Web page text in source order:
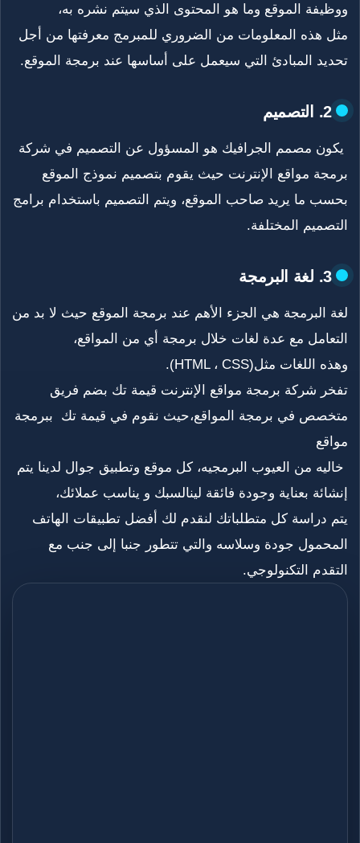
ووظيفة الموقع وما هو المحتوى الذي سيتم نشره به،
مثل هذه المعلومات من الضروري للمبرمج معرفتها من أجل
تحديد المبادئ التي سيعمل على أساسها عند برمجة الموقع.
2. التصميم
يكون مصمم الجرافيك هو المسؤول عن التصميم في شركة
برمجة مواقع الإنترنت حيث يقوم بتصميم نموذج الموقع
بحسب ما يريد صاحب الموقع، ويتم التصميم باستخدام برامج
التصميم المختلفة.
3. لغة البرمجة
لغة البرمجة هي الجزء الأهم عند برمجة الموقع حيث لا بد من
التعامل مع عدة لغات خلال برمجة أي من المواقع،
وهذه اللغات مثل(HTML ، CSS).
تفخر شركة برمجة مواقع الإنترنت قيمة تك بضم فريق
متخصص في برمجة المواقع،حيث نقوم في قيمة تك ببرمجة
مواقع
خاليه من العيوب البرمجيه، كل موقع وتطبيق جوال لدينا يتم
إنشائة بعناية وجودة فائقة لينالسبك و يناسب عملائك،
يتم دراسة كل متطلباتك لنقدم لك أفضل تطبيقات الهاتف
المحمول جودة وسلاسه والتي تتطور جنبا إلى جنب مع
التقدم التكنولوجي.